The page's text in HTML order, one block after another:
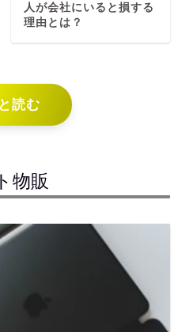
人が会社にいると損する
理由とは？
読む
物販